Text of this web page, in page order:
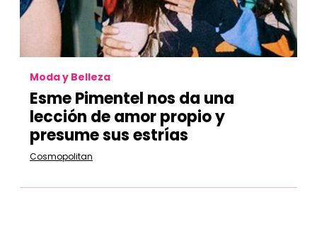
Moda y Belleza
Esme Pimentel nos da una
lección de amor propio y
presume sus estrías
Cosmopolitan